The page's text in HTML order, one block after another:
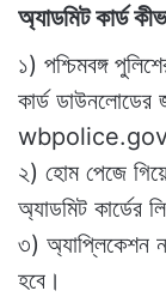
অ্যাডমিট কার্ড
১) পশ্চিমবঙ্গ
কার্ড ডাউনলোডের
২) হোম পেজে
অ্যাডমিট কার্ডের
৩) অ্যাপ্লিকেশন
হবে।